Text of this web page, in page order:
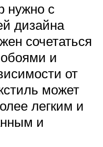
нужно с
дизайна
сочетаться
и
от
может
легким и
и